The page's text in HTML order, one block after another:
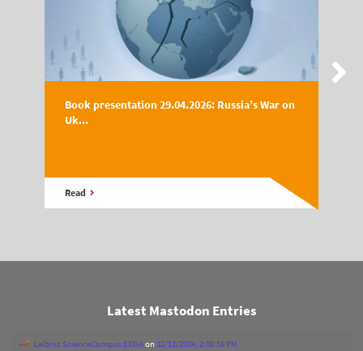
Book presentation 29.04.2026: Russia’s War on
Uk...
Read
Latest Mastodon Entries
Leibniz ScienceCampus EEGAon 12/12/2024, 2:00:56 PM